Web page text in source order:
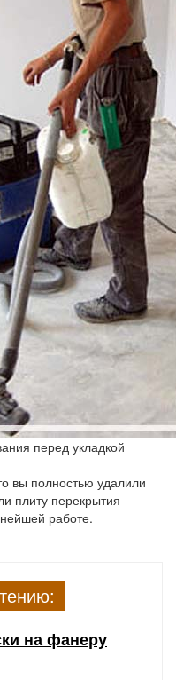
перед укладкой
вы полностью удалили
плиту перекрытия
работе.
на фанеру